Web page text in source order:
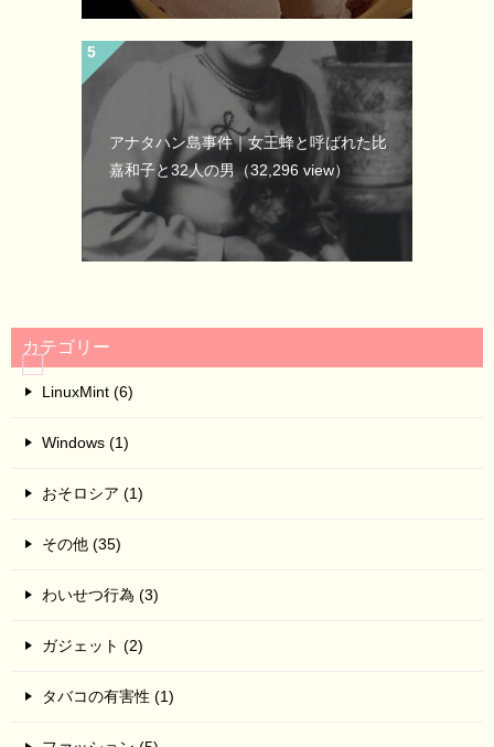
アナタハン島事件｜女王蜂と呼ばれた比
嘉和子と32人の男（32,296 view）
カテゴリー
LinuxMint (6)
Windows (1)
おそロシア (1)
その他 (35)
わいせつ行為 (3)
ガジェット (2)
タバコの有害性 (1)